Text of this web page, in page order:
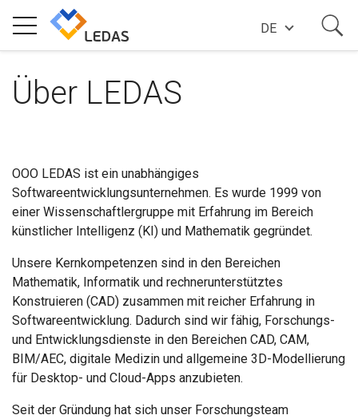
TECHNOLOGIEN
ERFOLGSGESCHICHTEN
BLOG
KONTAKT
DE
Über LEDAS
OOO LEDAS ist ein unabhängiges
Softwareentwicklungsunternehmen. Es wurde 1999 von
einer Wissenschaftlergruppe mit Erfahrung im Bereich
künstlicher Intelligenz (KI) und Mathematik gegründet.
Unsere Kernkompetenzen sind in den Bereichen
Mathematik, Informatik und rechnerunterstütztes
Konstruieren (CAD) zusammen mit reicher Erfahrung in
Softwareentwicklung. Dadurch sind wir fähig, Forschungs-
und Entwicklungsdienste in den Bereichen CAD, CAM,
BIM/AEC, digitale Medizin und allgemeine 3D-Modellierung
für Desktop- und Cloud-Apps anzubieten.
Seit der Gründung hat sich unser Forschungsteam